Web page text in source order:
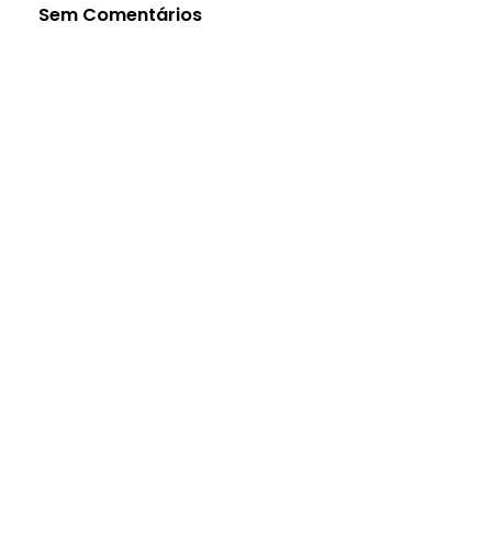
Sem Comentários